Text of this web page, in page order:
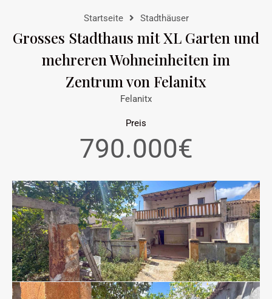
Startseite Stadthäuser
Grosses Stadthaus mit XL Garten und
mehreren Wohneinheiten im
Zentrum von Felanitx
Felanitx
Preis
790.000€